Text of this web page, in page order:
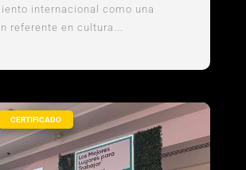
internacional como una
referente en cultura...
CERTIFICADO